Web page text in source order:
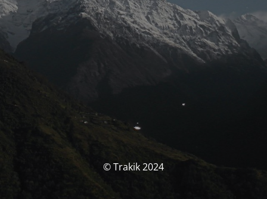
© Trakik 2024